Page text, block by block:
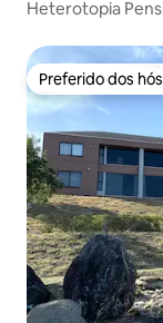
Heterotopia
Preferido dos
Preferido dos